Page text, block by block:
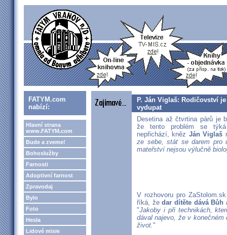
FATYM.com
nabízí:
Hlavní strana
www.FATYM.com
Bude a zveme!
Bohoslužby
Farnosti
Adoptivní farnost
Zpravodaj
Bylo
Foto
Hesla
Lidové misie
P. Ján Viglaš: Rodičovství
vydupat
Desetina až čtvrtina párů je
že tento problém se
nepřichází, kněz Ján Viglaš
ze sebe, stát se darem pro
mateřství nejsou výlučně
V rozhovoru pro
říká, žedar dítěte dává
"Jakoby i při technikách,
dával najevo, že v
život."